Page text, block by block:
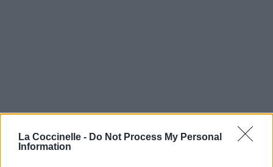
La Coccinelle - Do Not Process My Personal
Information